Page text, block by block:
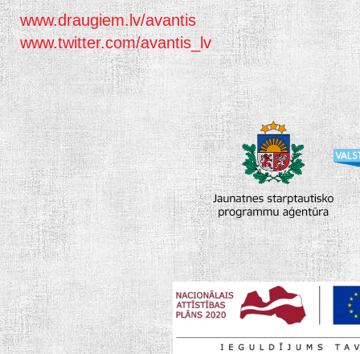
www.draugiem.lv/avantis
www.twitter.com/avantis_lv